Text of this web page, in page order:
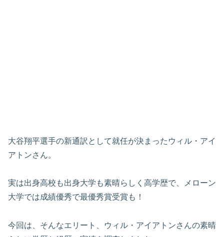
大谷翔平選手の新通訳として就任が決まったウィル・アイ
アトンさん。
実は出身高校も出身大学も素晴らしく高学歴で、メローン
大学では成績優秀で最優秀賞受賞も！
今回は、そんなエリート、ウィル・アイアトンさんの素晴